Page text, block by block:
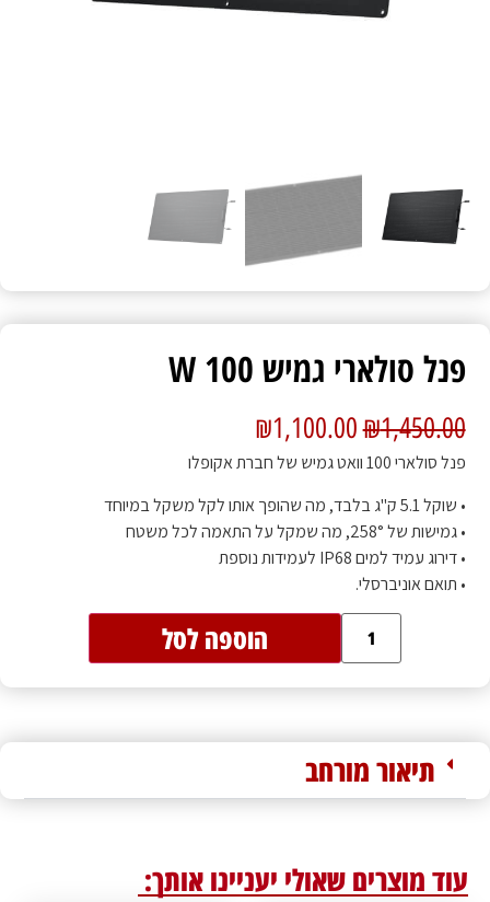
פנל סולארי גמיש 100 W
₪1,450.00
₪1,100.00
פנל סולארי 100 וואט גמיש של חברת אקופלו
• שוקל 5.1 ק"ג בלבד, מה שהופך אותו לקל משקל במיוחד
• גמישות של 258°, מה שמקל על התאמה לכל משטח
• דירוג עמיד למים IP68 לעמידות נוספת
• תואם אוניברסלי.
הוספה לסל
תיאור מורחב
עוד מוצרים שאולי יעניינו אותך: